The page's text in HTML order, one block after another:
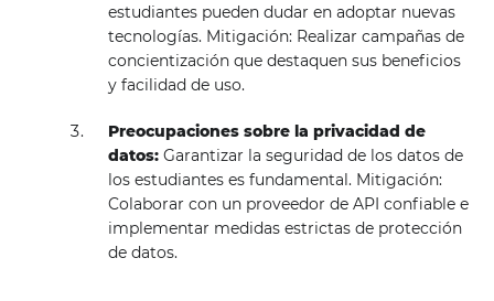
estudiantes pueden dudar en adoptar nuevas
tecnologías. Mitigación: Realizar campañas de
concientización que destaquen sus beneficios
y facilidad de uso.
Preocupaciones sobre la privacidad de
datos: Garantizar la seguridad de los datos de
los estudiantes es fundamental. Mitigación:
Colaborar con un proveedor de API confiable e
implementar medidas estrictas de protección
de datos.